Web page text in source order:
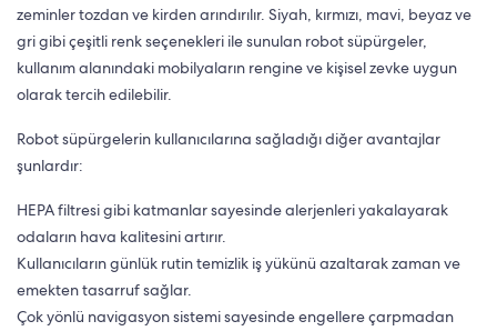
zeminler tozdan ve kirden arındırılır. Siyah, kırmızı, mavi, beyaz ve
gri gibi çeşitli renk seçenekleri ile sunulan robot süpürgeler,
kullanım alanındaki mobilyaların rengine ve kişisel zevke uygun
olarak tercih edilebilir.
Robot süpürgelerin kullanıcılarına sağladığı diğer avantajlar
şunlardır:
HEPA filtresi gibi katmanlar sayesinde alerjenleri yakalayarak
odaların hava kalitesini artırır.
Kullanıcıların günlük rutin temizlik iş yükünü azaltarak zaman ve
emekten tasarruf sağlar.
Çok yönlü navigasyon sistemi sayesinde engellere çarpmadan